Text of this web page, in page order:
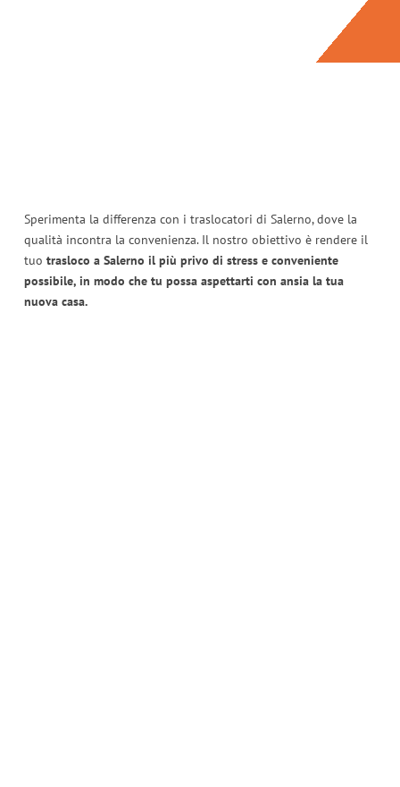
Sperimenta la differenza con i traslocatori di Salerno, dove la
qualità incontra la convenienza. Il nostro obiettivo è rendere il
tuo trasloco a Salerno il più privo di stress e conveniente
possibile, in modo che tu possa aspettarti con ansia la tua
nuova casa.